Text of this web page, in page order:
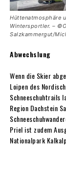
Hüttenatmosphäre
Wintersportler. –
Salzkammergut/
Abwechslung
Wenn die Skier
Loipen des
Schneeschuhtrails
Region Dachstein
Priel ist zudem
Nationalpark